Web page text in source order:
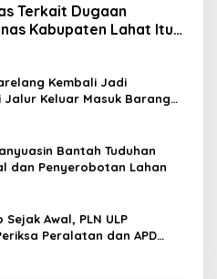
Terkait Dugaan
Kabupaten Lahat Itu
Kembali Jadi
Keluar Masuk Barang
Nama Berinisial WL
Bantah Tuduhan
dan Penyerobotan Lahan
Sejak Awal, PLN ULP
Peralatan dan APD
Rutin